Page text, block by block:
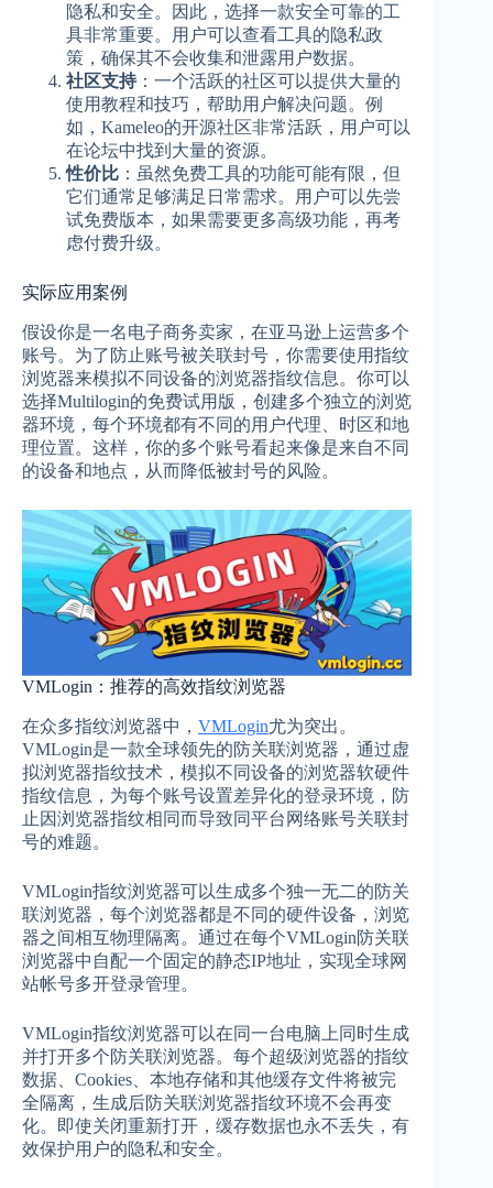
隐私和安全。因此，选择一款安全可靠的工
具非常重要。用户可以查看工具的隐私政
策，确保其不会收集和泄露用户数据。
社区支持：一个活跃的社区可以提供大量的
使用教程和技巧，帮助用户解决问题。例
如，Kameleo的开源社区非常活跃，用户可以
在论坛中找到大量的资源。
性价比 ：虽然免费工具的功能可能有限，但
它们通常足够满足日常需求。用户可以先尝
试免费版本，如果需要更多高级功能，再考
虑付费升级。
实际应用案例
假设你是一名电子商务卖家，在亚马逊上运营多个
账号。为了防止账号被关联封号，你需要使用指纹
浏览器来模拟不同设备的浏览器指纹信息。你可以
选择Multilogin的免费试用版，创建多个独立的浏览
器环境，每个环境都有不同的用户代理、时区和地
理位置。这样，你的多个账号看起来像是来自不同
的设备和地点，从而降低被封号的风险。
VMLogin：推荐的高效指纹浏览器
在众多指纹浏览器中， VMLogin尤为突出。
VMLogin是一款全球领先的防关联浏览器，通过虚
拟浏览器指纹技术，模拟不同设备的浏览器软硬件
指纹信息，为每个账号设置差异化的登录环境，防
止因浏览器指纹相同而导致同平台网络账号关联封
号的难题。
VMLogin指纹浏览器可以生成多个独一无二的防关
联浏览器，每个浏览器都是不同的硬件设备，浏览
器之间相互物理隔离。通过在每个VMLogin防关联
浏览器中自配一个固定的静态IP地址，实现全球网
站帐号多开登录管理。
VMLogin指纹浏览器可以在同一台电脑上同时生成
并打开多个防关联浏览器。每个超级浏览器的指纹
数据、Cookies、本地存储和其他缓存文件将被完
全隔离，生成后防关联浏览器指纹环境不会再变
化。即使关闭重新打开，缓存数据也永不丢失，有
效保护用户的隐私和安全。